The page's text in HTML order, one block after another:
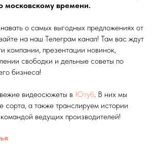
московскому времени.
о самых выгодных предложениях от
на наш Телеграм канал! Там вас ждут
компании, презентации новинок,
свободки и дельные советы по
бизнеса!
видеосюжеты в Ютуб. В них мы
сорта, а также транслируем истории
ведущих производителей!